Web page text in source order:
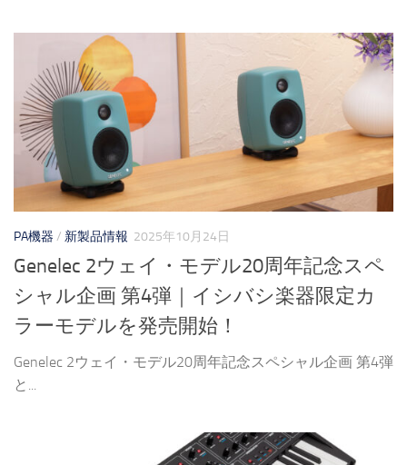
PA機器 / 新製品情報 2025年10月24日
Genelec 2ウェイ・モデル20周年記念スペ
シャル企画 第4弾｜イシバシ楽器限定カ
ラーモデルを発売開始！
Genelec 2ウェイ・モデル20周年記念スペシャル企画 第4弾
と...